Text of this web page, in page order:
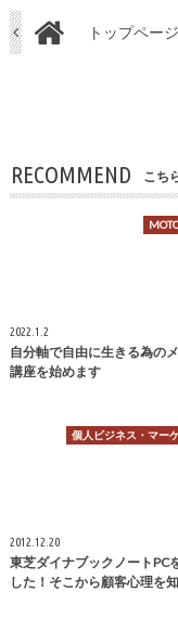
トップペー
RECOMMEND こち
2022.1.2
自分軸で自由に生きる為の
講座を始めます
個人ビジネス・マー
2012.12.20
東芝ダイナブックノートPC
した！そこから顧客心理を